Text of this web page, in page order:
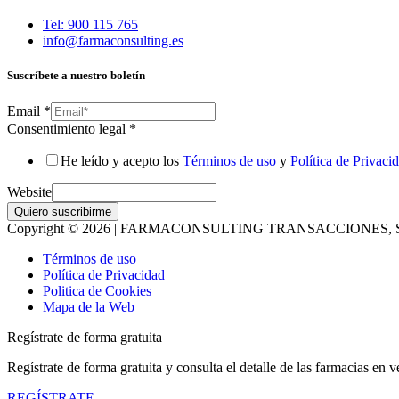
Tel: 900 115 765
info@farmaconsulting.es
Suscríbete a nuestro boletín
Email *
Consentimiento legal *
He leído y acepto los Términos de uso y Política de
Website
Quiero suscribirme
Copyright © 2026 | FARMACONSULTING TRANSACCIONES,
Términos de uso
Política de Privacidad
Politica de Cookies
Mapa de la Web
Regístrate de forma gratuita
Regístrate de forma gratuita y consulta el detalle de las farmacias en